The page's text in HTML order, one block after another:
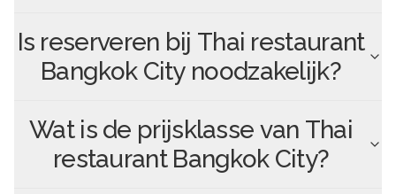
Is reserveren bij Thai restaurant
Bangkok Citynoodzakelijk?
Wat is de prijsklasse van Thai
restaurant Bangkok City?